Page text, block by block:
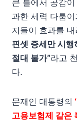
큰 틀에서 공감
과한 세력 다툼
지들이 효과를 내
핀셋 증세만 시
절대 불가”라고
다.
문재인 대통령의
고용보험제 같은